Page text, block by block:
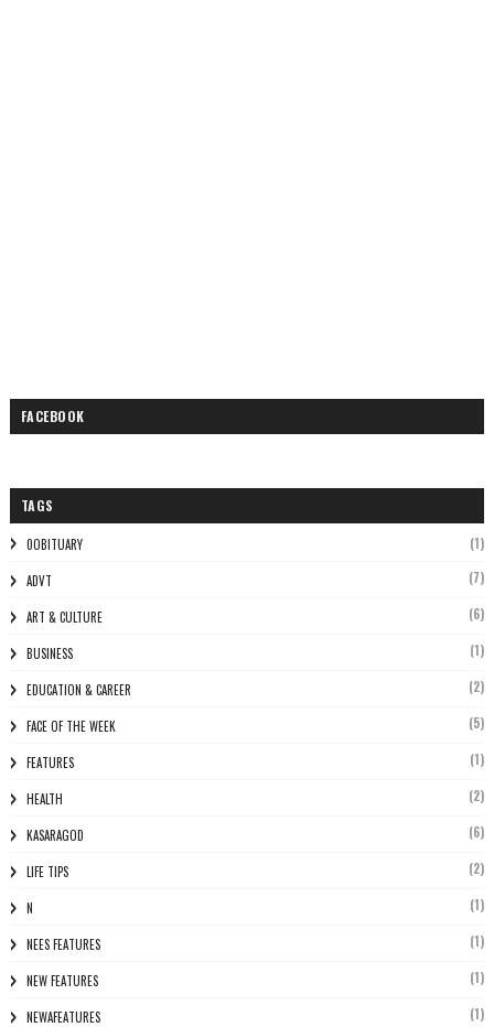
FACEBOOK
TAGS
0OBITUARY (1)
ADVT (7)
ART & CULTURE (6)
BUSINESS (1)
EDUCATION & CAREER (2)
FACE OF THE WEEK (5)
FEATURES (1)
HEALTH (2)
KASARAGOD (6)
LIFE TIPS (2)
N (1)
NEES FEATURES (1)
NEW FEATURES (1)
NEWAFEATURES (1)